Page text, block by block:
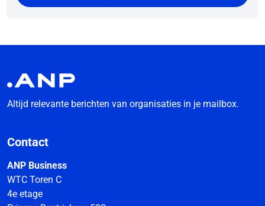
Altijd relevante berichten van organisaties in je mailbox.
Contact
ANP Business
WTC Toren C
4e etage